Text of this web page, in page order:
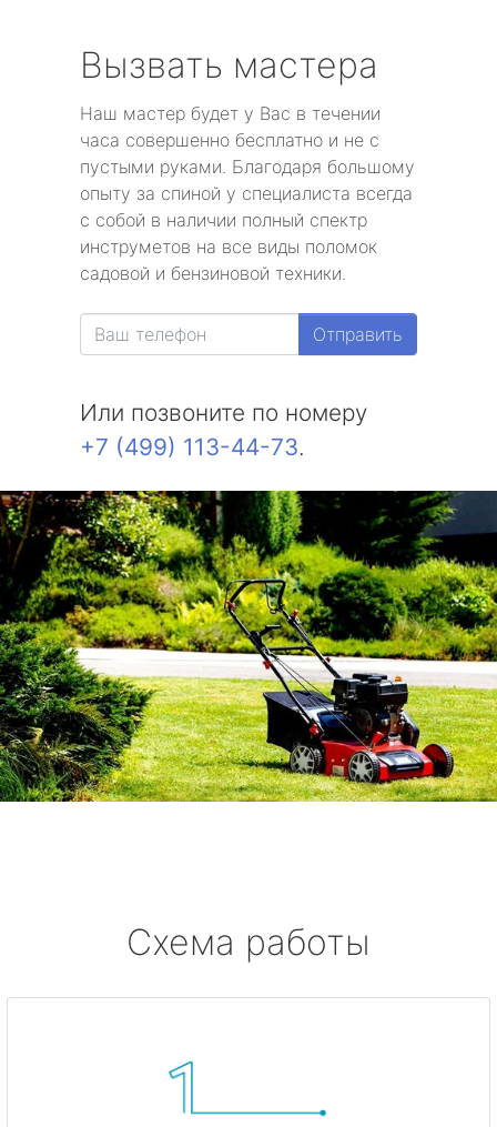
Вызвать мастера
Наш мастер будет у Вас в течении
часа совершенно бесплатно и не с
пустыми руками. Благодаря большому
опыту за спиной у специалиста всегда
с собой в наличии полный спектр
инструметов на все виды поломок
садовой и бензиновой техники.
Отправить
Или позвоните по номеру
+7 (499) 113-44-73.
Схема работы